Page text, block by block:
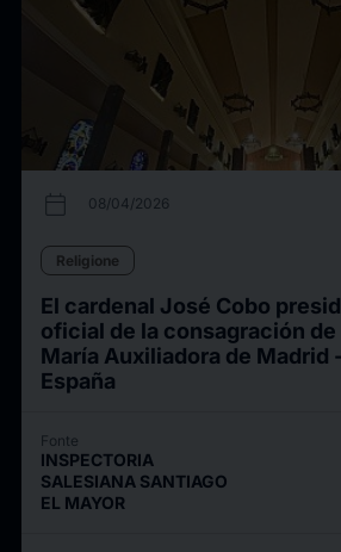
calendar_today 08/04/2026
Religione
El cardenal José Cobo
oficial de la consagración de
María Auxiliadora de Madrid
España
Fonte
INSPECTORIA
SALESIANA SANTIAGO
EL MAYOR